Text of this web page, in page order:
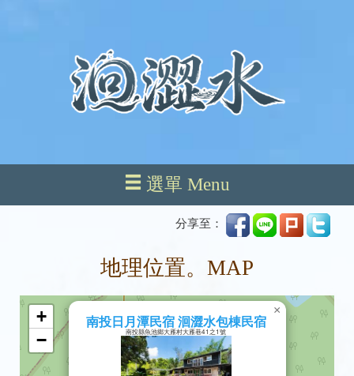
選單 Menu
分享至：
地理位置。MAP
南投日月潭民宿 洄澀水包棟民宿
南投縣魚池鄉大雁村大雁巷41之1號
×
+
−